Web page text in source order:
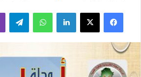
فيسبوك لينكدإن واتساب